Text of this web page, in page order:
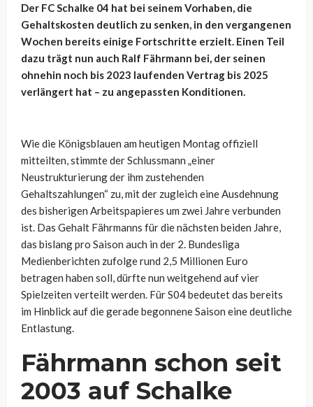
Der FC Schalke 04 hat bei seinem Vorhaben, die
Gehaltskosten deutlich zu senken, in den vergangenen
Wochen bereits einige Fortschritte erzielt. Einen Teil
dazu trägt nun auch Ralf Fährmann bei, der seinen
ohnehin noch bis 2023 laufenden Vertrag bis 2025
verlängert hat – zu angepassten Konditionen.
Wie die Königsblauen am heutigen Montag offiziell
mitteilten, stimmte der Schlussmann „einer
Neustrukturierung der ihm zustehenden
Gehaltszahlungen“ zu, mit der zugleich eine Ausdehnung
des bisherigen Arbeitspapieres um zwei Jahre verbunden
ist. Das Gehalt Fährmanns für die nächsten beiden Jahre,
das bislang pro Saison auch in der 2. Bundesliga
Medienberichten zufolge rund 2,5 Millionen Euro
betragen haben soll, dürfte nun weitgehend auf vier
Spielzeiten verteilt werden. Für S04 bedeutet das bereits
im Hinblick auf die gerade begonnene Saison eine deutliche
Entlastung.
Fährmann schon seit
2003 auf Schalke